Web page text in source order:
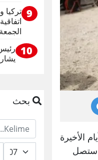
إن "الأيام الأخيرة
ستصل
9 تركيا
الجمعة
10
بحث